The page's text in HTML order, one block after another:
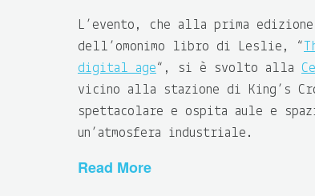
L’evento, che alla prima
dell’omonimo libro di Leslie, “
digital age“, si è svolto alla
vicino alla stazione di King’s
spettacolare e ospita aule e
un’atmosfera industriale.
Read More